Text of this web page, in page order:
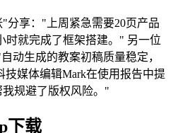
分享："上周紧急需要20页产品
时就完成了框架搭建。" 另一位
动生成的教案初稿质量稳定，
媒体编辑Mark在使用报告中提
规避了版权风险。"
下载